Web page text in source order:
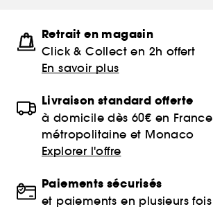
Retrait en magasin
Click & Collect en 2h offert
En savoir plus
Livraison standard offerte
à domicile dès 60€ en France
métropolitaine et Monaco
Explorer l'offre
Paiements sécurisés
et paiements en plusieurs fois